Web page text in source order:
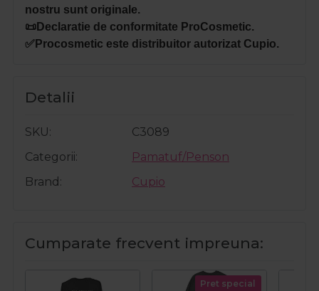
nostru sunt originale.
📜Declaratie de conformitate ProCosmetic.
✅Procosmetic este distribuitor autorizat Cupio.
Detalii
SKU
C3089
Categorii
Pamatuf/Penson
Brand
Cupio
Cumparate frecvent impreuna:
Pret special